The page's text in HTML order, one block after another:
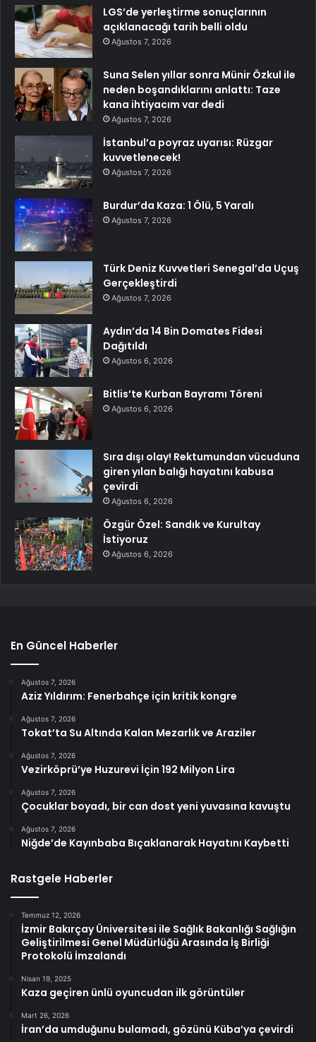
LGS’de yerleştirme sonuçlarının
açıklanacağı tarih belli oldu
Ağustos 7, 2026
Suna Selen yıllar sonra Münir Özkul ile
neden boşandıklarını anlattı: Taze
kana ihtiyacım var dedi
Ağustos 7, 2026
İstanbul’a poyraz uyarısı: Rüzgar
kuvvetlenecek!
Ağustos 7, 2026
Burdur’da Kaza: 1 Ölü, 5 Yaralı
Ağustos 7, 2026
Türk Deniz Kuvvetleri Senegal’da Uçuş
Gerçekleştirdi
Ağustos 7, 2026
Aydın’da 14 Bin Domates Fidesi
Dağıtıldı
Ağustos 6, 2026
Bitlis’te Kurban Bayramı Töreni
Ağustos 6, 2026
Sıra dışı olay! Rektumundan vücuduna
giren yılan balığı hayatını kabusa
çevirdi
Ağustos 6, 2026
Özgür Özel: Sandık ve Kurultay
İstiyoruz
Ağustos 6, 2026
En Güncel Haberler
Ağustos 7, 2026
Aziz Yıldırım: Fenerbahçe için kritik kongre
Ağustos 7, 2026
Tokat’ta Su Altında Kalan Mezarlık ve Araziler
Ağustos 7, 2026
Vezirköprü’ye Huzurevi İçin 192 Milyon Lira
Ağustos 7, 2026
Çocuklar boyadı, bir can dost yeni yuvasına kavuştu
Ağustos 7, 2026
Niğde’de Kayınbaba Bıçaklanarak Hayatını Kaybetti
Rastgele Haberler
Temmuz 12, 2026
İzmir Bakırçay Üniversitesi ile Sağlık Bakanlığı Sağlığın
Geliştirilmesi Genel Müdürlüğü Arasında İş Birliği
Protokolü İmzalandı
Nisan 19, 2025
Kaza geçiren ünlü oyuncudan ilk görüntüler
Mart 26, 2026
İran’da umduğunu bulamadı, gözünü Küba’ya çevirdi